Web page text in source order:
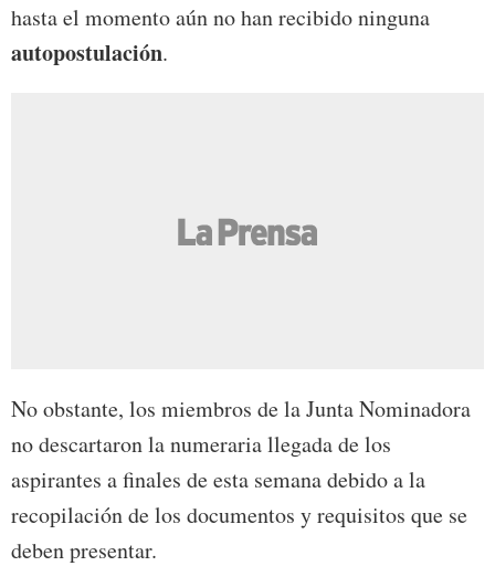
hasta el momento aún no han recibido ninguna
autopostulación.
No obstante, los miembros de la Junta Nominadora
no descartaron la numeraria llegada de los
aspirantes a finales de esta semana debido a la
recopilación de los documentos y requisitos que se
deben presentar.